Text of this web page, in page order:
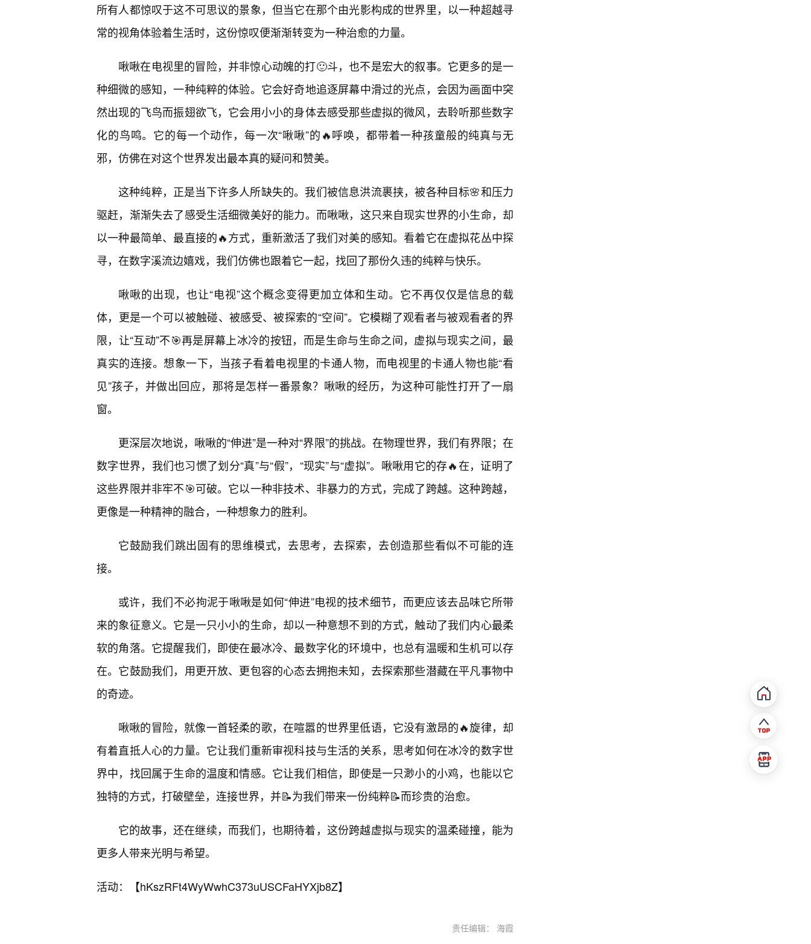
所有人都惊叹于这不可思议的景象，但当它在那个由光影构成的世界里，以一种超越寻
常的视角体验着生活时，这份惊叹便渐渐转变为一种治愈的力量。
啾啾在电视里的冒险，并非惊心动魄的打🙂斗，也不是宏大的叙事。它更多的是一
种细微的感知，一种纯粹的体验。它会好奇地追逐屏幕中滑过的光点，会因为画面中突
然出现的飞鸟而振翅欲飞，它会用小小的身体去感受那些虚拟的微风，去聆听那些数字
化的鸟鸣。它的每一个动作，每一次“啾啾”的🔥呼唤，都带着一种孩童般的纯真与无
邪，仿佛在对这个世界发出最本真的疑问和赞美。
这种纯粹，正是当下许多人所缺失的。我们被信息洪流裹挟，被各种目标🌸和压力
驱赶，渐渐失去了感受生活细微美好的能力。而啾啾，这只来自现实世界的小生命，却
以一种最简单、最直接的🔥方式，重新激活了我们对美的感知。看着它在虚拟花丛中探
寻，在数字溪流边嬉戏，我们仿佛也跟着它一起，找回了那份久违的纯粹与快乐。
啾啾的出现，也让“电视”这个概念变得更加立体和生动。它不再仅仅是信息的载
体，更是一个可以被触碰、被感受、被探索的“空间”。它模糊了观看者与被观看者的界
限，让“互动”不🎯再是屏幕上冰冷的按钮，而是生命与生命之间，虚拟与现实之间，最
真实的连接。想象一下，当孩子看着电视里的卡通人物，而电视里的卡通人物也能“看
见”孩子，并做出回应，那将是怎样一番景象？啾啾的经历，为这种可能性打开了一扇
窗。
更深层次地说，啾啾的“伸进”是一种对“界限”的挑战。在物理世界，我们有界限；在
数字世界，我们也习惯了划分“真”与“假”，“现实”与“虚拟”。啾啾用它的存🔥在，证明了
这些界限并非牢不🎯可破。它以一种非技术、非暴力的方式，完成了跨越。这种跨越，
更像是一种精神的融合，一种想象力的胜利。
它鼓励我们跳出固有的思维模式，去思考，去探索，去创造那些看似不可能的连
接。
或许，我们不必拘泥于啾啾是如何“伸进”电视的技术细节，而更应该去品味它所带
来的象征意义。它是一只小小的生命，却以一种意想不到的方式，触动了我们内心最柔
软的角落。它提醒我们，即使在最冰冷、最数字化的环境中，也总有温暖和生机可以存
在。它鼓励我们，用更开放、更包容的心态去拥抱未知，去探索那些潜藏在平凡事物中
的奇迹。
啾啾的冒险，就像一首轻柔的歌，在喧嚣的世界里低语，它没有激昂的🔥旋律，却
有着直抵人心的力量。它让我们重新审视科技与生活的关系，思考如何在冰冷的数字世
界中，找回属于生命的温度和情感。它让我们相信，即使是一只渺小的小鸡，也能以它
独特的方式，打破壁垒，连接世界，并📝为我们带来一份纯粹📝而珍贵的治愈。
它的故事，还在继续，而我们，也期待着，这份跨越虚拟与现实的温柔碰撞，能为
更多人带来光明与希望。
活动：【hKszRFt4WyWwhC373uUSCFaHYXjb8Z】
责任编辑： 海霞